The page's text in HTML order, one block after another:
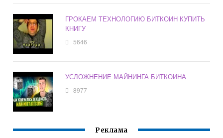
ГРОКАЕМ ТЕХНОЛОГИЮ БИТКОИН КУПИТЬ
КНИГУ
5646
УСЛОЖНЕНИЕ МАЙНИНГА БИТКОИНА
8977
Реклама